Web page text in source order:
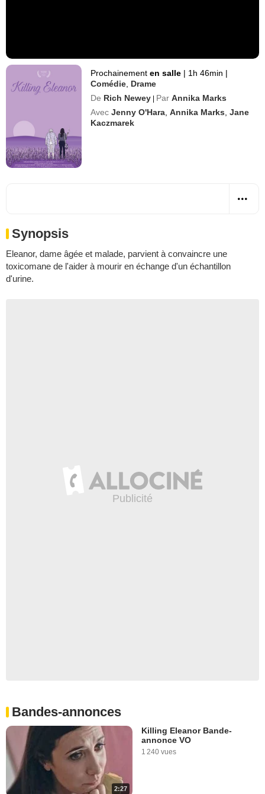
Prochainementen salle | 1h 46min |
Comédie Drame
De Rich Newey | Par Annika Marks
Avec Jenny O'Hara ,Annika Marks ,Jane
Kaczmarek
Synopsis
Eleanor, dame âgée et malade, parvient à convaincre une
toxicomane de l'aider à mourir en échange d'un échantillon
d'urine.
Bandes-annonces
2:27
Killing Eleanor Bande-
annonce VO
1 240 vues